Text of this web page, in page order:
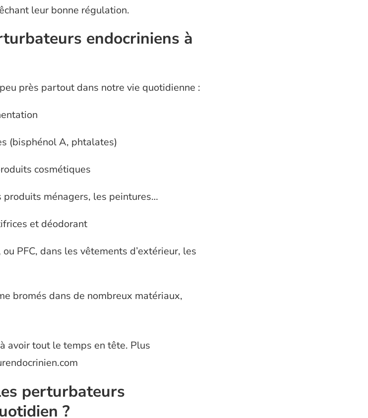
leur bonne régulation.
endocriniens à
près partout dans notre vie quotidienne :
(bisphénol A, phtalates)
cosmétiques
ménagers, les peintures…
et déodorant
PFC, dans les vêtements d’extérieur, les
bromés dans de nombreux matériaux,
avoir tout le temps en tête. Plus
perturbateurs
?